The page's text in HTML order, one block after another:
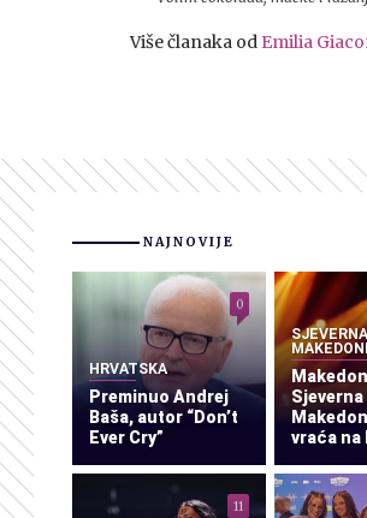
Više članaka od Emilia
NAJNOVIJE
HRVATSKA
Preminuo Andrej
Baša, autor “Don’t
Ever Cry”
0
SJEVERNA
Sjeverna
vraća na
11